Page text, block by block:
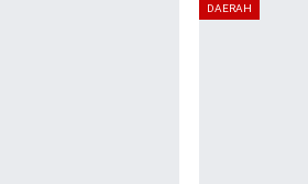
DAERAH